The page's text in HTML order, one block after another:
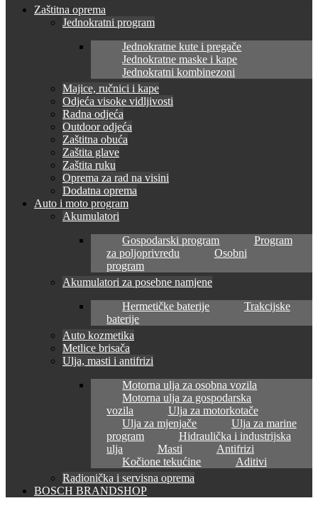
Zaštitna oprema
Jednokratni program
Jednokratne kute i pregače
Jednokratne maske i kape
Jednokratni kombinezoni
Majice, ručnici i kape
Odjeća visoke vidljivosti
Radna odjeća
Outdoor odjeća
Zaštitna obuća
Zaštita glave
Zaštita ruku
Oprema za rad na visini
Dodatna oprema
Auto i moto program
Akumulatori
Gospodarski program
Program
za poljoprivredu
Osobni
program
Akumulatori za posebne namjene
Hermetičke baterije
Trakcijske
baterije
Auto kozmetika
Metlice brisača
Ulja, masti i antifrizi
Motorna ulja za osobna vozila
Motorna ulja za gospodarska
vozila
Ulja za motorkotače
Ulja za mjenjače
Ulja za marine
program
Hidraulička i industrijska
ulja
Masti
Antifrizi
Kočione tekućine
Aditivi
Radionička i servisna oprema
BOSCH BRANDSHOP